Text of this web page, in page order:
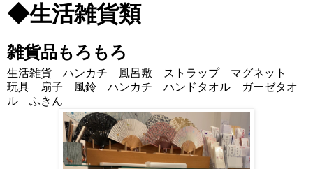
◆生活雑貨類
雑貨品もろもろ
生活雑貨 ハンカチ 風呂敷 ストラップ マグネット
玩具
扇子 風鈴 ハンカチ ハンドタオル ガーゼタオ
ル ふきん